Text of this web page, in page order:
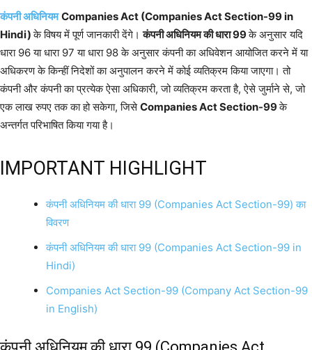
कंपनी अधिनियम Companies Act (Companies Act Section-99 in
Hindi)के विषय में पूर्ण जानकारी देंगे।कंपनी अधिनियम की धारा 99के अनुसार यदि
धारा 96 या धारा 97 या धारा 98 के अनुसार कंपनी का अधिवेशन आयोजित करने में या
अधिकरण के किन्हीं निदेशों का अनुपालन करने में कोई व्यतिक्रम किया जाएगा। तो
कंपनी और कंपनी का प्रत्येक ऐसा अधिकारी, जो व्यतिक्रम करता है, ऐसे जुर्माने से, जो
एक लाख रुपए तक का हो सकेगा, जिसेCompanies Act Section-99के
अन्तर्गत परिभाषित किया गया है।
IMPORTANT HIGHLIGHT
कंपनी अधिनियम की धारा 99 (Companies Act Section-99) का
विवरण
कंपनी अधिनियम की धारा 99 (Companies Act Section-99 in
Hindi)
Companies Act Section-99 (Company Act Section-99
in English)